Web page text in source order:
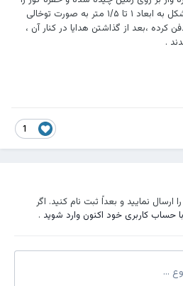
بصورت دایره ای کوچک یا بیضی شکل به ابعاد ۱ تا ۱/۵ متر به صورت توخالی
،بعد از گذاشتن هدایا در کنار آن ،
.
نمایید و بعداً ثبت نام کنید. اگر
حساب کاربری خود اکنون وارد شوید.
...